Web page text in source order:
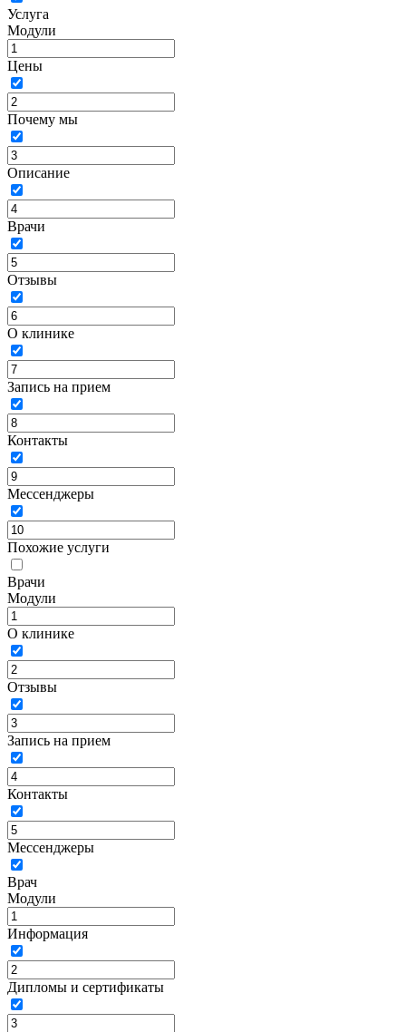
Услуга
Модули
Цены
Почему мы
Описание
Врачи
Отзывы
О клинике
Запись на прием
Контакты
Мессенджеры
Похожие услуги
Врачи
Модули
О клинике
Отзывы
Запись на прием
Контакты
Мессенджеры
Врач
Модули
Информация
Дипломы и сертификаты